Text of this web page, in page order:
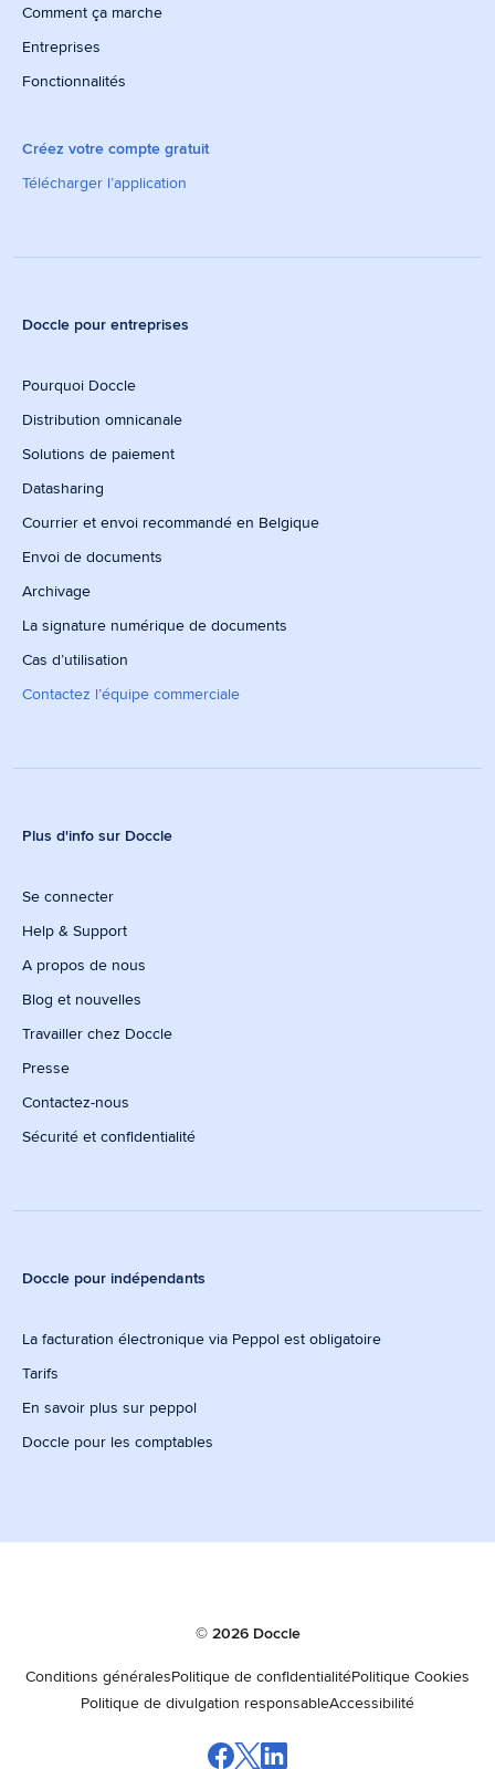
Comment ça marche
Entreprises
Fonctionnalités
Créez votre compte gratuit
Télécharger l’application
Doccle pour entreprises
Pourquoi Doccle
Distribution omnicanale
Solutions de paiement
Datasharing
Courrier et envoi recommandé en Belgique
Envoi de documents
Archivage
La signature numérique de documents
Cas d’utilisation
Contactez l’équipe commerciale
Plus d'info sur Doccle
Se connecter
Help & Support
A propos de nous
Blog et nouvelles
Travailler chez Doccle
Presse
Contactez-nous
Sécurité et confidentialité
Doccle pour indépendants
La facturation électronique via Peppol est obligatoire
Tarifs
En savoir plus sur peppol
Doccle pour les comptables
© 2026 Doccle
Conditions généralesPolitique de confidentialitéPolitique Cookies
Politique de divulgation responsableAccessibilité